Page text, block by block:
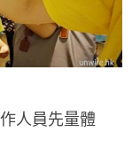
人員先量體